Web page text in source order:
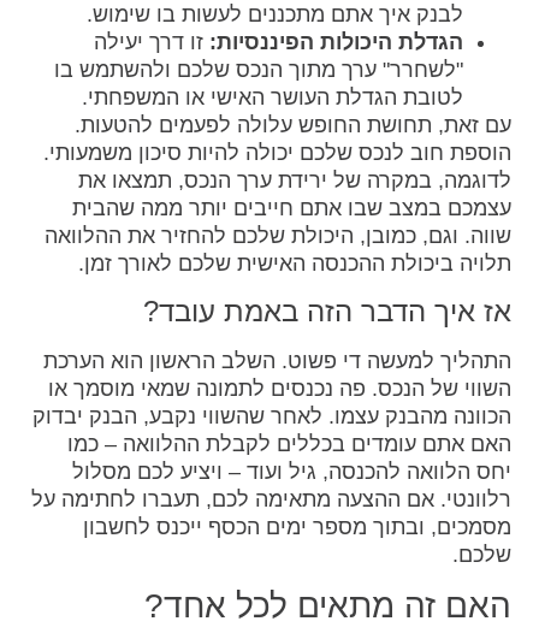
לבנק איך אתם מתכננים לעשות בו שימוש.
הגדלת היכולות הפיננסיות: זו דרך יעילה
"לשחרר" ערך מתוך הנכס שלכם ולהשתמש בו
לטובת הגדלת העושר האישי או המשפחתי.
עם זאת, תחושת החופש עלולה לפעמים להטעות.
הוספת חוב לנכס שלכם יכולה להיות סיכון משמעותי.
לדוגמה, במקרה של ירידת ערך הנכס, תמצאו את
עצמכם במצב שבו אתם חייבים יותר ממה שהבית
שווה. וגם, כמובן, היכולת שלכם להחזיר את ההלוואה
תלויה ביכולת ההכנסה האישית שלכם לאורך זמן.
אז איך הדבר הזה באמת עובד?
התהליך למעשה די פשוט. השלב הראשון הוא הערכת
השווי של הנכס. פה נכנסים לתמונה שמאי מוסמך או
הכוונה מהבנק עצמו. לאחר שהשווי נקבע, הבנק יבדוק
האם אתם עומדים בכללים לקבלת ההלוואה – כמו
יחס הלוואה להכנסה, גיל ועוד – ויציע לכם מסלול
רלוונטי. אם ההצעה מתאימה לכם, תעברו לחתימה על
מסמכים, ובתוך מספר ימים הכסף ייכנס לחשבון
שלכם.
האם זה מתאים לכל אחד?